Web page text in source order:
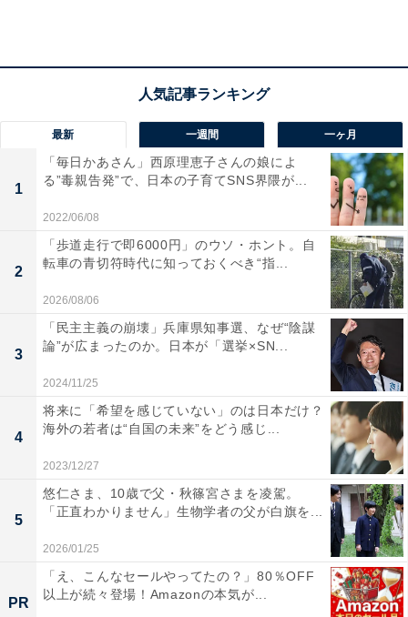
“老後2000万円問題”に対する備えはできていますか？
現時点で、“老後2000万円問題”に対する備えが、「しっ
かりとできている」と回答した人は9.7％。最も多かった
回答は「まったくできていない」で35.4％を占めまし
「まったくできていない」と回答した人からは、「奨学
金返済がまだ20年近く残っている。この先結婚などは考
えていないが、様々なローンなどを考えると備えられな
い（20代女性／新潟県）」「40過ぎてから戸建を買った
ため、ローンの支払いが長期になるため（40代女性／愛
知県）」など、奨学金や住宅ローンの返済があり、老後
また、「給料がコロナにより減少し、毎月貯金から持ち
出しが続いている（30代男性／東京都）」「今の暮らし
最新 一週間 一ヶ月
1
「毎日かあさん」西原理恵子さんの娘によ
る”毒親告発”で、日本の子育てSNS界隈が...
2022/06/08
2
「歩道走行で即6000円」のウソ・ホント。自
転車の青切符時代に知っておくべき“指...
2026/08/06
3
「民主主義の崩壊」兵庫県知事選、なぜ“陰謀
論”が広まったのか。日本が「選挙×SN...
2024/11/25
4
将来に「希望を感じていない」のは日本だけ？
海外の若者は“自国の未来”をどう感じ...
2023/12/27
5
悠仁さま、10歳で父・秋篠宮さまを凌駕。
「正直わかりません」生物学者の父が白旗を...
2026/01/25
PR
「え、こんなセールやってたの？」80％OFF
以上が続々登場！Amazonの本気が...